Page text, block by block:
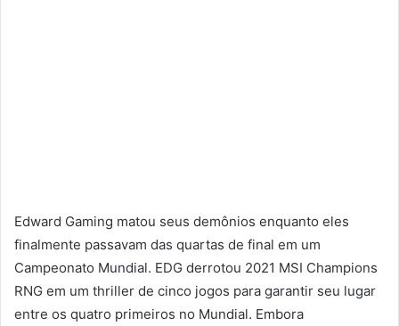
Edward Gaming matou seus demônios enquanto eles
finalmente passavam das quartas de final em um
Campeonato Mundial. EDG derrotou 2021 MSI Champions
RNG em um thriller de cinco jogos para garantir seu lugar
entre os quatro primeiros no Mundial. Embora